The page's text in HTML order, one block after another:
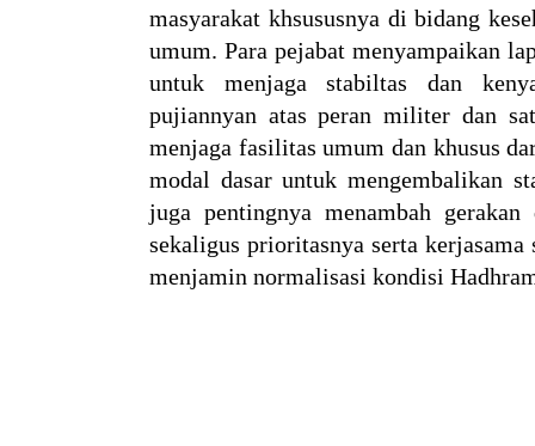
masyarakat khsususnya di bidang
umum. Para pejabat menyampaikan
untuk menjaga stabiltas dan
pujiannyan atas peran militer dan
menjaga fasilitas umum dan khusus
modal dasar untuk mengembalikan
juga pentingnya menambah
sekaligus prioritasnya serta
menjamin normalisasi kondisi